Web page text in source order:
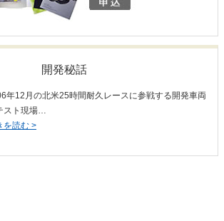
開発秘話
年12月の北米25時間耐久レースに参戦する開発車両
スト現場…
を読む >